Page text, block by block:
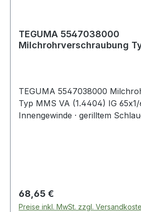
TEGUMA 5547038000
Milchrohrverschraubung
TEGUMA 5547038000
Typ MMS VA (1.4404) IG 65x1/6
Innengewinde · gerilltem
Regulärer Preis:
68,65 €
Preise inkl. MwSt. zzgl.